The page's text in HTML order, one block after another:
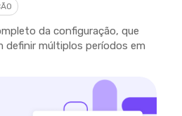
da configuração, que
definir múltiplos períodos em